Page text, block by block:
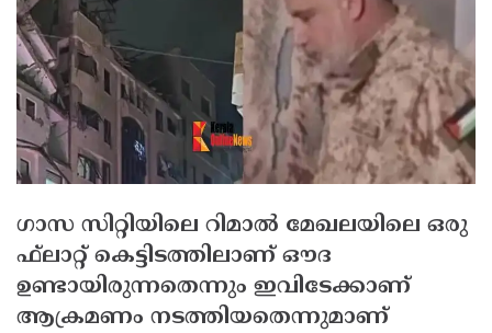
ഗാസ സിറ്റിയിലെ റിമാല്‍ മേഖലയിലെ ഒരു
ഫ്‌ലാറ്റ് കെട്ടിടത്തിലാണ് ഔദ
ഉണ്ടായിരുന്നതെന്നും ഇവിടേക്കാണ്
ആക്രമണം നടത്തിയതെന്നുമാണ്